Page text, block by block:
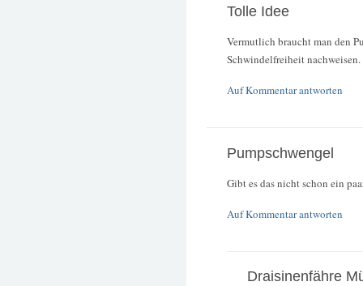
Tolle Idee
Vermutlich braucht man den
Schwindelfreiheit nachweisen.
Auf Kommentar antworten
Pumpschwengel
Gibt es das nicht schon ein
Auf Kommentar antworten
Draisinenfähre